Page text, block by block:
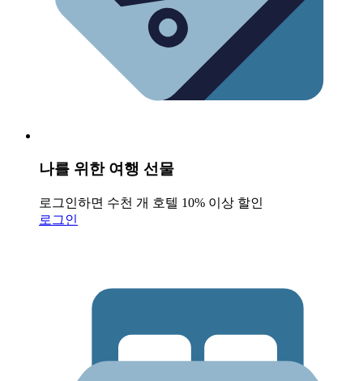
나를 위한 여행 선물
로그인하면 수천 개 호텔 10% 이상 할인
로그인